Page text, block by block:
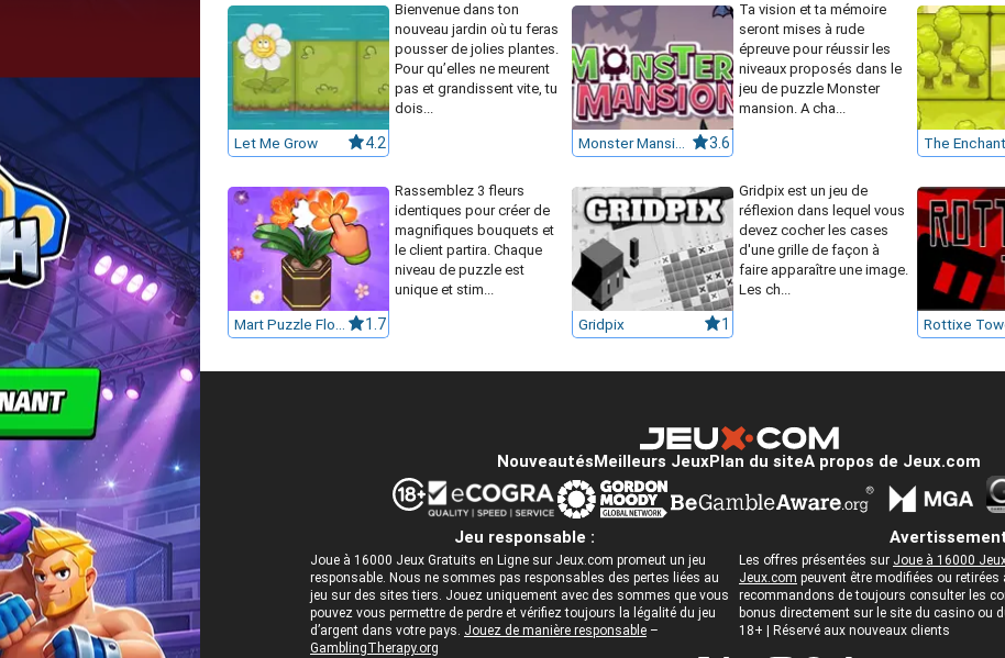
Let Me Grow 4.2
Bienvenue dans ton
nouveau jardin où tu feras
pousser de jolies plantes.
Pour qu’elles ne meurent
pas et grandissent vite, tu
dois...
3.6
Ta vision et ta mémoire
seront mises à rude
épreuve pour réussir les
niveaux proposés dans le
jeu de puzzle Monster
mansion. A cha...
1.7
Rassemblez 3 fleurs
identiques pour créer de
magnifiques bouquets et
le client partira. Chaque
niveau de puzzle est
unique et stim...
Gridpix 1
Gridpix est un jeu de
réflexion dans lequel vous
devez cocher les cases
d'une grille de façon à
faire apparaître une image.
Les ch...
Rottixe
Nouveautés Meilleurs JeuxPlan du siteA propos de Jeux.com
Jeu responsable :
Joue à 16000 Jeux Gratuits en Ligne sur Jeux.com promeut un jeu
responsable. Nous ne sommes pas responsables des pertes liées au
jeu sur des sites tiers. Jouez uniquement avec des sommes que vous
pouvez vous permettre de perdre et vérifiez toujours la légalité du jeu
d’argent dans votre pays. Jouez de manière responsable –
GamblingTherapy.org
Les offres présentées sur Joue à 16000
Jeux.com peuvent être modifiées ou
recommandons de toujours consulter les
bonus directement sur le site du casino ou
18+ | Réservé aux nouveaux clients